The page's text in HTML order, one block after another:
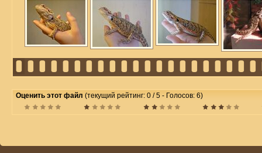
Оценить этот файл (текущий рейтинг: 0 / 5 - Голосов: 6)